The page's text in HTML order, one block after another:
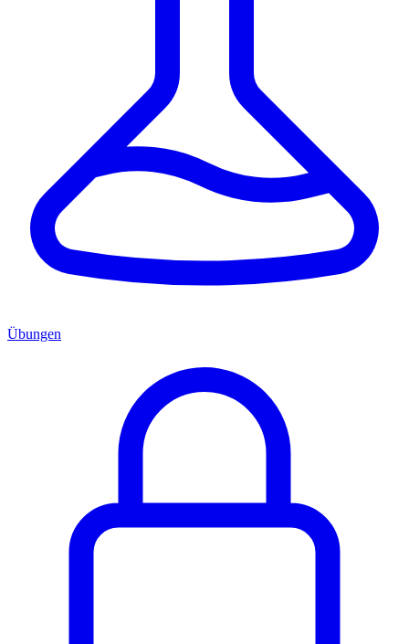
Übungen